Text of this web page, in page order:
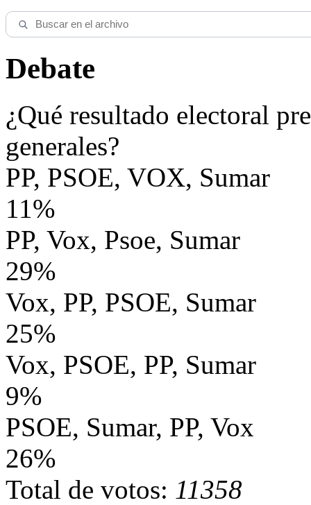
Debate
¿Qué resultado electoral
generales?
PP, PSOE, VOX, Sumar
11%
PP, Vox, Psoe, Sumar
29%
Vox, PP, PSOE, Sumar
25%
Vox, PSOE, PP, Sumar
9%
PSOE, Sumar, PP, Vox
26%
Total de votos: 11358